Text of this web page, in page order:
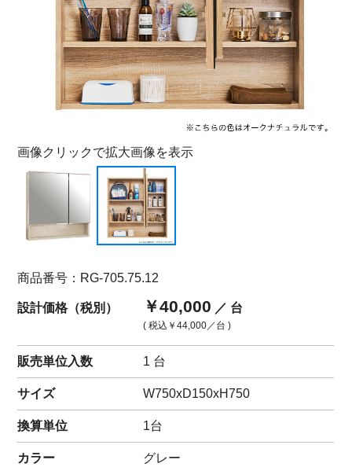
画像クリックで拡大画像を表示
商品番号：RG-705.75.12
設計価格（税別） ￥40,000 ／ 台
( 税込 ￥44,000／台 )
販売単位入数 1 台
サイズ W750xD150xH750
換算単位 1台
カラー グレー